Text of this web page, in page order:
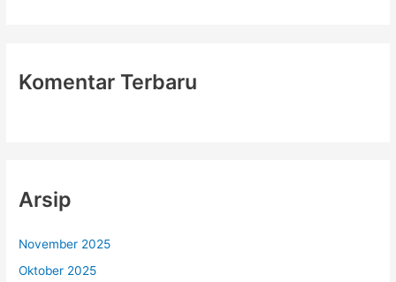
Komentar Terbaru
Arsip
November 2025
Oktober 2025